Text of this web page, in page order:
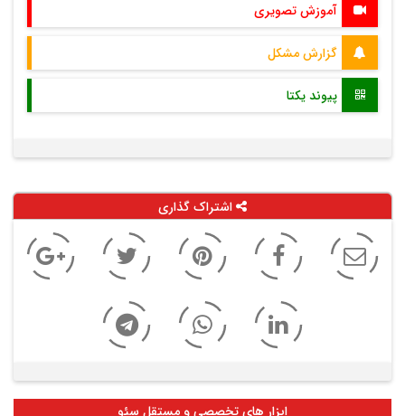
آموزش تصویری
گزارش مشکل
پیوند یکتا
اشتراک گذاری
ابزار های تخصصی و مستقل سئو